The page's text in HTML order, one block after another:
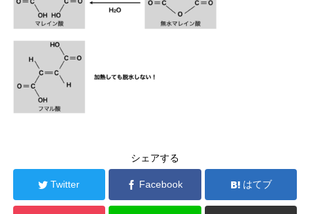
シェアする
Twitter Facebook はてブ